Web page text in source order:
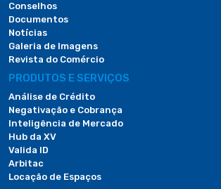
Conselhos
Documentos
Notícias
Galeria de Imagens
Revista do Comércio
PRODUTOS E SERVIÇOS
Análise de Crédito
Negativação e Cobrança
Inteligência de Mercado
Hub da XV
Valida ID
Arbitac
Locação de Espaços